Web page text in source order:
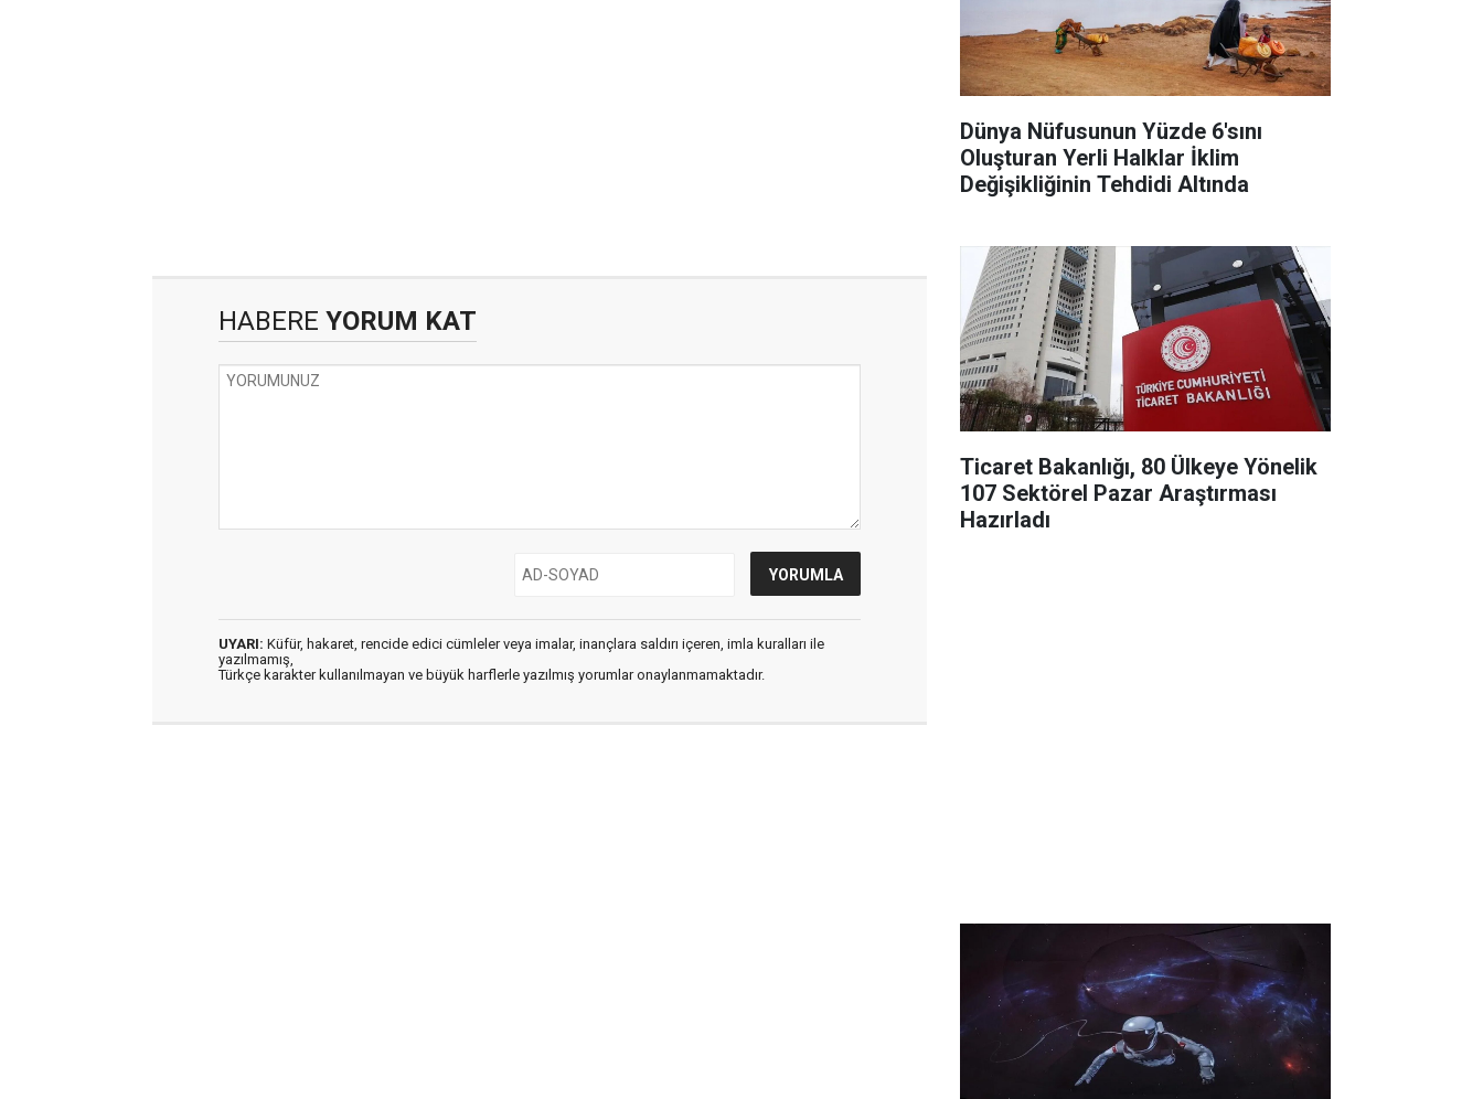
HABERE YORUM KAT
UYARI: Küfür, hakaret, rencide edici cümleler veya imalar, inançlara saldırı içeren, imla kuralları ile
yazılmamış,
Türkçe karakter kullanılmayan ve büyük harflerle yazılmış yorumlar onaylanmamaktadır.
Dünya Nüfusunun Yüzde 6'sını
Oluşturan Yerli Halklar İklim
Değişikliğinin Tehdidi Altında
Ticaret Bakanlığı, 80 Ülkeye Yönelik
107 Sektörel Pazar Araştırması
Hazırladı